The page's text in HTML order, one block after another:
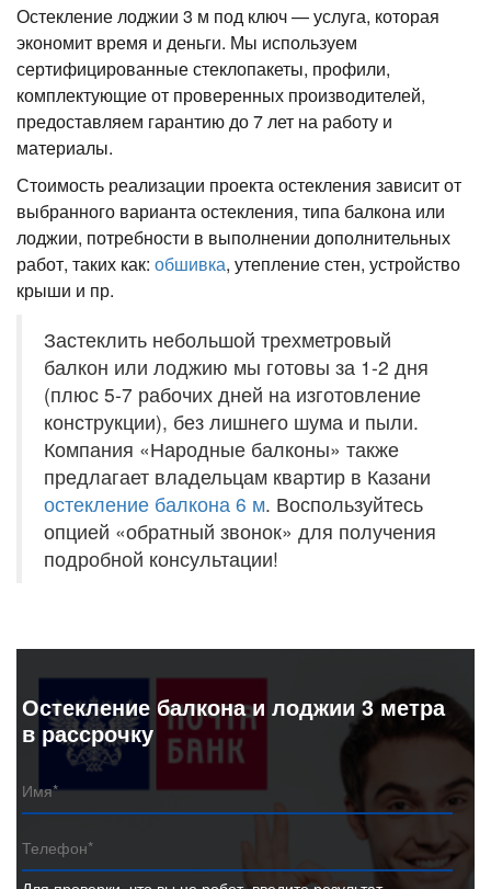
Остекление лоджии 3 м под ключ — услуга, которая
экономит время и деньги. Мы используем
сертифицированные стеклопакеты, профили,
комплектующие от проверенных производителей,
предоставляем гарантию до 7 лет на работу и
материалы.
Стоимость реализации проекта остекления зависит от
выбранного варианта остекления, типа балкона или
лоджии, потребности в выполнении дополнительных
работ, таких как: обшивка, утепление стен, устройство
крыши и пр.
Застеклить небольшой трехметровый
балкон или лоджию мы готовы за 1-2 дня
(плюс 5-7 рабочих дней на изготовление
конструкции), без лишнего шума и пыли.
Компания «Народные балконы» также
предлагает владельцам квартир в Казани
остекление балкона 6 м. Воспользуйтесь
опцией «обратный звонок» для получения
подробной консультации!
Остекление балкона и лоджии 3 метра
в рассрочку